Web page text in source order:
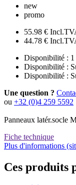
new
promo
55.98 €
44.78 €
Disponibilité :
Disponibilité :
Disponibilité :
Une question ?
ou +32 (0)4 259 5592
Panneaux latér.socle
Fiche technique
Plus d'informations
Ces produits